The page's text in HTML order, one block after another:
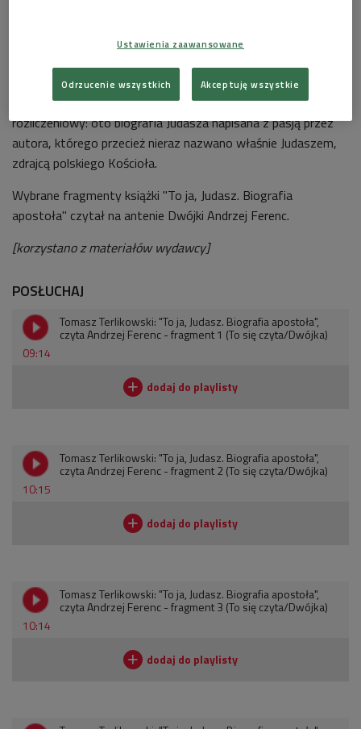
niezbędnym elementem historii stanowiącej fundament
chrześcijaństwa? Dlaczego jest tak ważny dla gnostyków?
Ta książka ma również dla Terlikowskiego wymiar osobisty,
rozliczeniowy: oto biografia Judasza napisana z pasją przez
autora, którego przecież nieraz nazwano właśnie Judaszem,
zdrajcą polskiego Kościoła.
Wybrane fragmenty książki "To ja, Judasz. Biografia
apostoła" czytał na antenie Dwójki Andrzej Ferenc.
[korzystano z materiałów wydawcy]
POSŁUCHAJ
09:14
Tomasz Terlikowski: "To ja, Judasz. Biografia apostoła",
czyta Andrzej Ferenc - fragment 1 (To się czyta/Dwójka)
10:15
Tomasz Terlikowski: "To ja, Judasz. Biografia apostoła",
czyta Andrzej Ferenc - fragment 2 (To się czyta/Dwójka)
10:14
Tomasz Terlikowski: "To ja, Judasz. Biografia apostoła",
czyta Andrzej Ferenc - fragment 3 (To się czyta/Dwójka)
Ustawienia zaawansowane
Odrzucenie wszystkich Akceptuję wszystkie